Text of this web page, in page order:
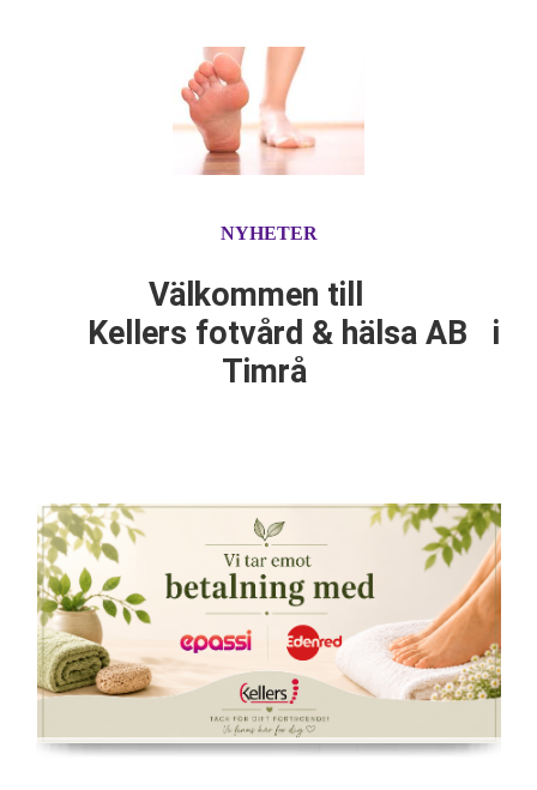
Välkommen till
Kellers fotvård & hälsa AB i
Timrå
NYHETER